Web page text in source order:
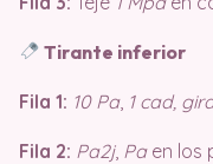
Tirante inferior
Fila 1: 10 Pa, 1 cad,
Fila 2: Pa2j, Paen los